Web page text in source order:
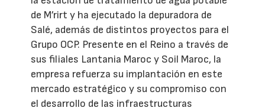
de M’rirt y ha ejecutado la depuradora de
Salé, además de distintos proyectos para el
Grupo OCP. Presente en el Reino a través de
sus filiales Lantania Maroc y Soil Maroc, la
empresa refuerza su implantación en este
mercado estratégico y su compromiso con
el desarrollo de las infraestructuras